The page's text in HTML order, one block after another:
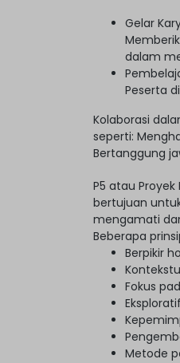
Gelar
dalam
Peserta
Kolaborasi
seperti:
Bertanggung
P5 atau
bertujuan
mengamati
Beberapa
Berpikir
Fokus
Eksploratif
Metode